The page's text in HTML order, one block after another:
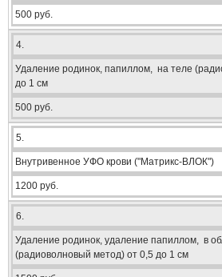
500 руб.
4.
Удаление родинок, папиллом, на теле
до 1 см
500 руб.
5.
Внутривенное УФО крови ("Матрикс-ВЛОК")
1200 руб.
6.
Удаление родинок, удаление папиллом, в
(радиоволновый метод) от 0,5 до 1 см